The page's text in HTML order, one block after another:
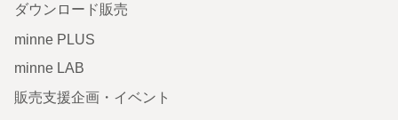
ダウンロード販売
minne PLUS
minne LAB
販売支援企画・イベント